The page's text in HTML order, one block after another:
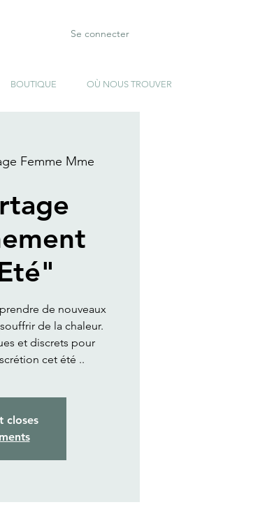
Se connecter
BOUTIQUE OÙ NOUS TROUVER
Femme Mme
de nouveaux
de la chaleur.
et discrets pour
cet été ..
closes